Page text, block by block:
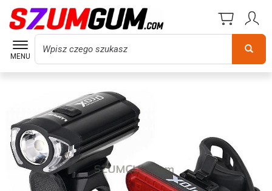
MENU
Wyszukaj